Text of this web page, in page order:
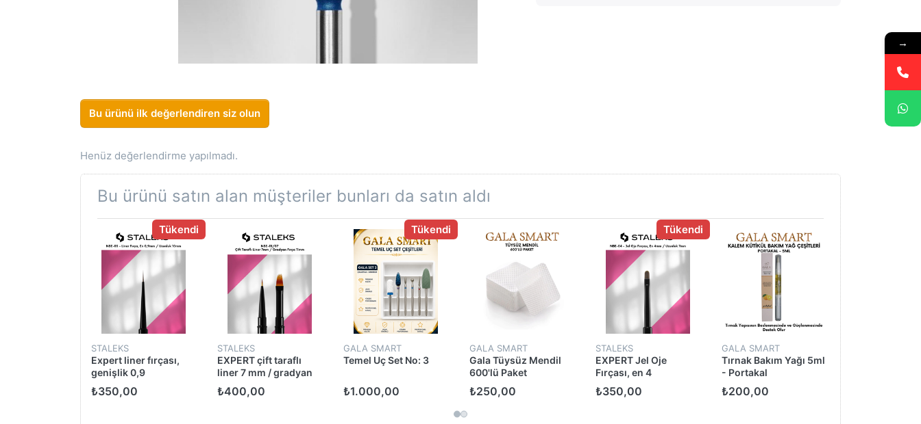
Bu ürünü ilk değerlendiren siz olun
Henüz değerlendirme yapılmadı.
Bu ürünü satın alan müşteriler bunları da satın aldı
STALEKS
Expert liner fırçası,
genişlik 0,9
mm/uzunluk 10 mm
Tükendi
₺350,00
STALEKS
EXPERT çift taraflı
liner 7 mm / gradyan
fırçası 11 mm
₺400,00
GALA SMART
Temel Uç Set No: 3
Tükendi
₺1.000,00
GALA SMART
Gala Tüysüz Mendil
600'lü Paket
₺250,00
STALEKS
EXPERT Jel Oje
Fırçası, en 4
mm/uzunluk 7 mm
Tükendi
₺350,00
GALA SMART
Tırnak Bakım Yağı 5ml
- Portakal
₺200,00
→